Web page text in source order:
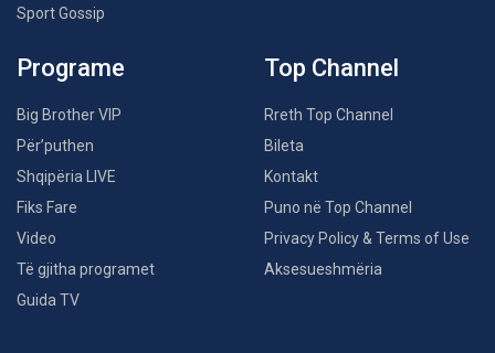
Sport Gossip
Programe
Big Brother VIP
Për’puthen
Shqipëria LIVE
Fiks Fare
Video
Të gjitha programet
Guida TV
Top Channel
Rreth Top Channel
Bileta
Kontakt
Puno në Top Channel
Privacy Policy & Terms of Use
Aksesueshmëria